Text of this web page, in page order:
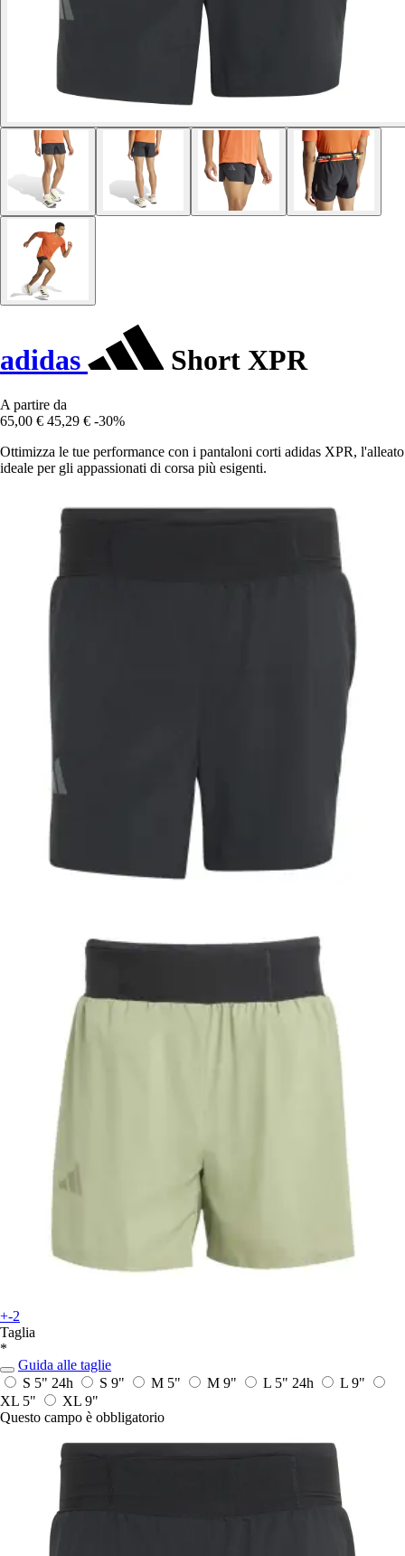
adidas Short XPR
A partire da
65,00 € 45,29 € -30%
Ottimizza le tue performance con i pantaloni corti adidas XPR, l'alleato
ideale per gli appassionati di corsa più esigenti.
+-2
Taglia
*
Guida alle taglie
S 5" 24h S 9" M 5" M 9" L 5" 24h
L 9"
XL 5"
XL 9"
Questo campo è obbligatorio